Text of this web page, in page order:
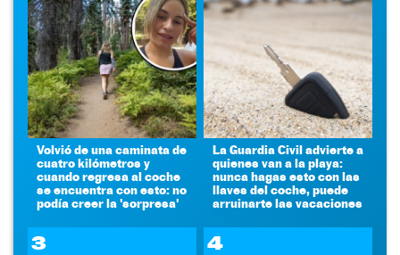
Volvió de una caminata de
cuatro kilómetros y
cuando regresa al coche
se encuentra con esto: no
podía creer la 'sorpresa'
La Guardia Civil advierte a
quienes van a la playa:
nunca hagas esto con las
llaves del coche, puede
arruinarte las vacaciones
3 4